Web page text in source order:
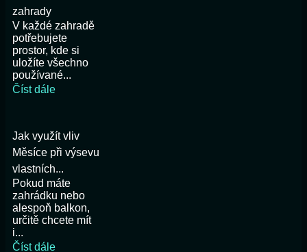
zahrady
V každé zahradě
potřebujete
prostor, kde si
uložíte všechno
používané...
Číst dále
Jak využít vliv
Měsíce při výsevu
vlastních...
Pokud máte
zahrádku nebo
alespoň balkon,
určitě chcete mít
i...
Číst dále